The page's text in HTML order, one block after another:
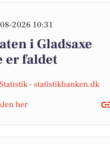
2026 10:31
i Gladsaxe
er faldet
- statistikbanken.dk
her